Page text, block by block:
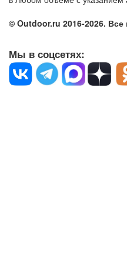
© Outdoor.ru 2016-2026.
Мы в соцсетях: